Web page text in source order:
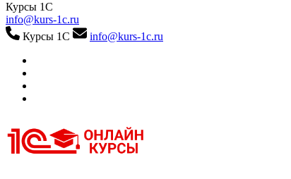
Курсы 1С
info@kurs-1c.ru
Курсы 1С
info@kurs-1c.ru